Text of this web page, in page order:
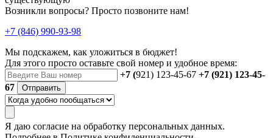
Возникли вопросы? Просто позвоните нам!
+7 (846) 990-93-98
Мы подскажем, как уложиться в бюджет!
Для этого просто оставьте свой номер и удобное время:
+7 (921) 123-45-67 +7 (921) 123-45-
67
Отправить
Я даю согласие на обработку персональных данных.